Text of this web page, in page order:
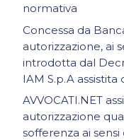
normativa
Concessa da
autorizzazione, ai
introdotta dal
IAM S.p.A assistita
AVVOCATI.NET
autorizzazione
sofferenza ai